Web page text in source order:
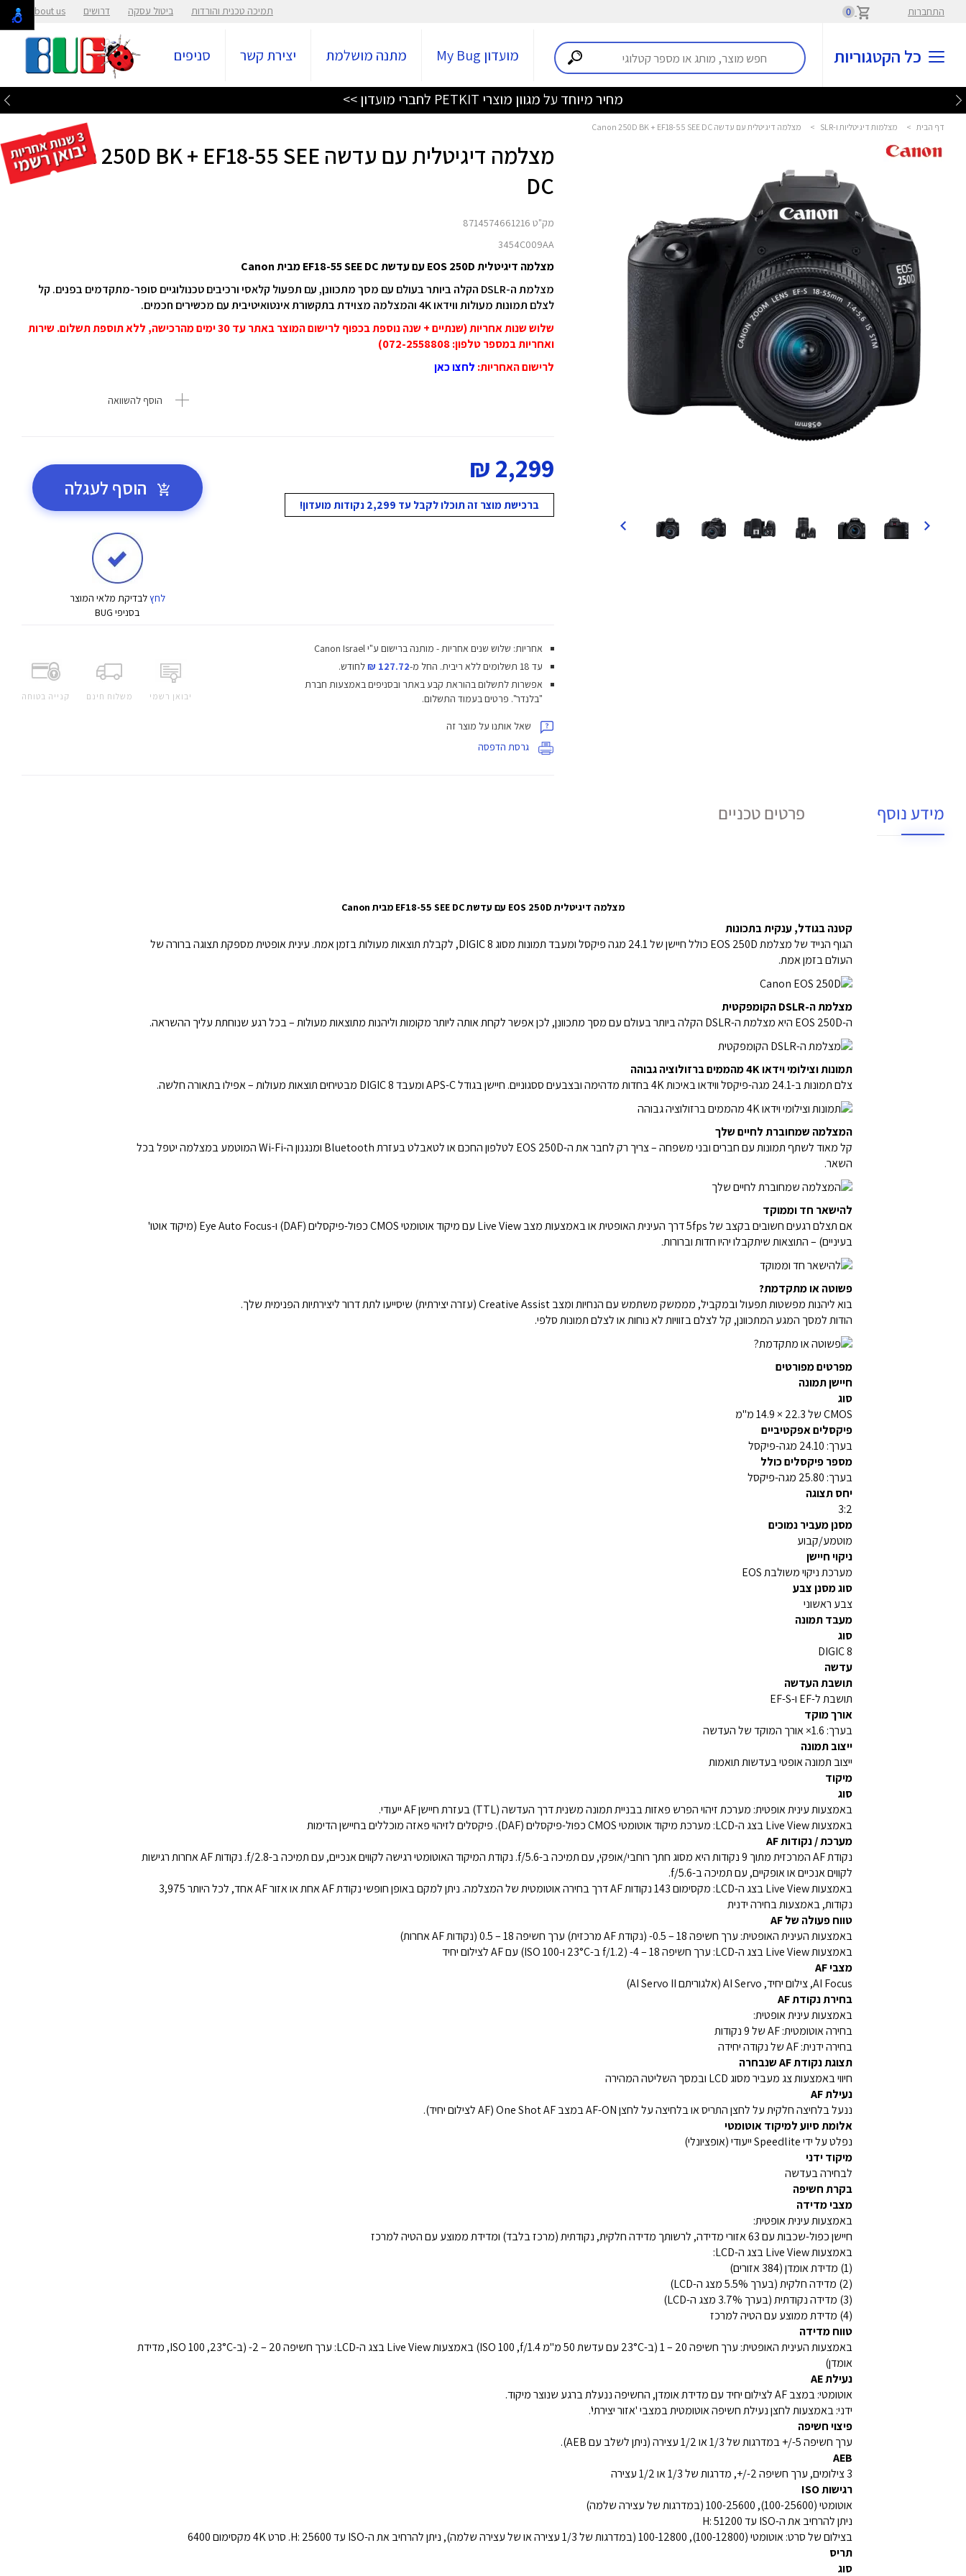
התחברות 0 תמיכה טכנית והורדות ביטול עסקה דרושים About us
כל הקטגוריות מועדון My Bug מתנה מושלמת יצירת קשר סניפים
מחיר מיוחד על מגוון מוצרי PETKIT לחברי מועדון >>
דף הבית > מצלמות דיגיטליות ו-SLR > מצלמה דיגיטלית עם עדשה Canon 250D BK + EF18-55 SEE DC
מצלמה דיגיטלית עם עדשה Canon 250D BK + EF18-55 SEE
DC
מק"ט 8714574661216
3454C009AA
מצלמה דיגיטלית EOS 250D עם עדשת EF18-55 SEE DC מבית Canon
מצלמת ה-DSLR הקלה ביותר בעולם עם מסך מתכוונן, עם תפעול קלאסי ורכיבים טכנולוגיים סופר-מתקדמים בפנים. קל
לצלם תמונות מעולות ווידאו 4K והמצלמה מצוידת בתקשורת אינטואיטיבית עם מכשירים חכמים.
שלוש שנות אחריות (שנתיים + שנה נוספת בכפוף לרישום המוצר באתר עד 30 ימים מהרכישה, ללא תוספת תשלום. שירות
ואחריות במספר טלפון: 072-2558808)
לרישום האחריות: לחצו כאן
הוסף להשוואה
2,299 ₪
ברכישת מוצר זה תוכלו לקבל עד 2,299 נקודות מועדון!
הוסף לעגלה
לחץלבדיקת מלאי המוצר
בסניפי BUG
יבואן רשמי משלוח חינם קנייה בטוחה
אחריות: שלוש שנים אחריות - מותנה ברישום ע"י Canon Israel
עד 18 תשלומים ללא ריבית.
החל מ-127.72 ₪
לחודש.
אפשרות לתשלום בהוראת קבע באתר ובסניפים באמצעות חברת
"בלנדר". פרטים בעמוד התשלום.
שאל אותנו על מוצר זה
גרסת הדפסה
מידע נוסף פרטים טכניים
מצלמה דיגיטלית EOS 250D עם עדשת EF18-55 SEE DC מבית Canon
קטנה בגודל, ענקית בתכונות
הגוף הנייד של מצלמת EOS 250D כולל חיישן של 24.1 מגה פיקסל ומעבד תמונות מסוג DIGIC 8, לקבלת תוצאות מעולות בזמן אמת. עינית אופטית מספקת תצוגה ברורה של
העולם בזמן אמת.
מצלמת ה-DSLR הקומפקטית
ה-EOS 250D היא מצלמת ה-DSLR הקלה ביותר בעולם עם מסך מתכוונן, לכן אפשר לקחת אותה ליותר מקומות וליהנות מתוצאות מעולות – בכל רגע שנוחתת עליך ההשראה.
תמונות וצילומי וידאו 4K מהממים ברזולוציה גבוהה
צלם תמונות ב-24.1 מגה-פיקסל ווידאו באיכות 4K בחדות מדהימה ובצבעים ססגוניים. חיישן בגודל APS-C ומעבד DIGIC 8 מבטיחים תוצאות מעולות – אפילו בתאורה חלשה.
המצלמה שמחוברת לחיים שלך
קל מאוד לשתף תמונות עם חברים ובני משפחה – צריך רק לחבר את ה-EOS 250D לטלפון החכם או לטאבלט בעזרת Bluetooth ומנגנון ה-Wi-Fi המוטמע במצלמה יטפל בכל
השאר.
להישאר חד וממוקד
אם תצלם רגעים חשובים בקצב של ‎5fps דרך העינית האופטית או באמצעות מצב Live View עם מיקוד אוטומטי CMOS כפול-פיקסלים (DAF) ו-Eye Auto Focus (מיקוד אוטו'
בעיניים) – התוצאות שיתקבלו יהיו חדות וברורות.
פשוטה או מתקדמת?
בוא ליהנות מפשטות תפעול ובמקביל, מממשק משתמש עם הנחיות ומצב Creative Assist (עזרה יצירתית) שיסייעו לתת דרור ליצירתיות הפנימית שלך.
הודות למסך המגע המתכוונן, קל לצלם בזוויות לא נוחות או לצלם תמונות סלפי.
מפרטים מפורטים
חיישן תמונה
סוג
CMOS של 22.3 ×‏ 14.9 מ"מ
פיקסלים אפקטיביים
בערך: 24.10 מגה-פיקסל
מספר פיקסלים כולל
בערך: 25.80 מגה-פיקסל
יחס תצוגה
3:2
מסנן מעביר נמוכים
מוטמע/קבוע
ניקוי חיישן
מערכת ניקוי משולבת EOS
סוג מסנן צבע
צבע ראשוני
מעבד תמונה
סוג
DIGIC 8
עדשה
תושבת העדשה
תושבת ל-EF ו-EF-S
אורך מוקד
בערך: 1.6× אורך המוקד של העדשה
ייצוב תמונה
ייצוב תמונה אופטי בעדשות תואמות
מיקוד
סוג
באמצעות עינית אופטית: מערכת זיהוי הפרש פאזות בבניית תמונה משנית דרך העדשה (TTL) בעזרת חיישן AF ייעודי.
באמצעות Live View בצג ה-LCD: מערכת מיקוד אוטומטי CMOS כפול-פיקסלים (DAF). פיקסלים לזיהוי פאזה מוכללים בחיישן הדימות
מערכת / נקודות AF
נקודת AF המרכזית מתוך 9 נקודות היא מסוג חתך רוחבי/אופקי, עם תמיכה ב-f/5.6. נקודת המיקוד האוטומטי רגישה לקווים אנכיים, עם תמיכה ב-f/2.8. נקודות AF אחרות רגישות
לקווים אנכיים או אופקיים, עם תמיכה ב-f/5.6.
באמצעות Live View בצג ה-LCD: מקסימום 143 נקודות AF דרך בחירה אוטומטית של המצלמה. ניתן למקם באופן חופשי נקודת AF אחת או אזור AF אחד, לכל היותר 3,975
נקודות, באמצעות בחירה ידנית
טווח פעולה של AF
באמצעות העינית האופטית: ערך חשיפה ‎-0.5 – 18 (נקודת AF מרכזית) ערך חשיפה ‎0.5 – 18 (נקודות AF אחרות)
באמצעות Live View בצג ה-LCD: ערך חשיפה ‎-4 – 18 ‏(f/1.2 ב-‎23°C ו-ISO 100) עם AF לצילום יחיד
מצבי AF
AI Focus‏, צילום יחיד, AI Servo (אלגוריתם AI Servo II)
בחירת נקודת AF
באמצעות עינית אופטית:
בחירה אוטומטית: AF של 9 נקודות
בחירה ידנית: AF של נקודה יחידה
תצוגת נקודת AF שנבחרה
חיווי באמצעות צג מעביר מסוג LCD ובמסך השליטה המהירה
נעילת AF
ננעל בלחיצה חלקית על לחצן התריס או בלחיצה על לחצן AF-ON‏ במצב One Shot AF ‏(AF לצילום יחיד).
אלומת סיוע למיקוד אוטומטי
נפלט על ידי Speedlite ייעודי (אופציונלי)
מיקוד ידני
לבחירה בעדשה
בקרת חשיפה
מצבי מדידה
באמצעות עינית אופטית:
חיישן כפול-שכבות עם 63 אזורי מדידה, לרשותך מדידה חלקית, נקודתית (מרכז בלבד) ומדידת ממוצע עם הטיה למרכז
באמצעות Live View בצג ה-LCD:
(1) מדידת אומדן (384 אזורים)
(2) מדידה חלקית (בערך ‎5.5% מצג ה-LCD)
(3) מדידה נקודתית (בערך ‎3.7% מצג ה-LCD)
(4) מדידת ממוצע עם הטיה למרכז
טווח מדידה
באמצעות העינית האופטית: ערך חשיפה ‎1 – 20 (ב-‎23°C עם עדשת 50 מ"מ f/1.4,‏ ISO 100) באמצעות Live View בצג ה-LCD: ערך חשיפה ‎-2 – 20 (ב-‎23°C,‏ ISO 100, מדידת
אומדן)
נעילת AE
אוטומטי: במצב AF לצילום יחיד עם מדידת אומדן, החשיפה ננעלת ברגע שנוצר מיקוד.
ידני: באמצעות לחצן נעילת חשיפה אוטומטית במצבי 'אזור יצירתי'.
פיצוי חשיפה
ערך חשיפה ‎+/-5 במדרגות של 1/3 או 1/2 עצירה (ניתן לשלב עם AEB).
AEB
3 צילומים, ערך חשיפה ‎+/-2, מדרגות של 1/3 או 1/2 עצירה
רגישות ISO
אוטומטי (100-25600), 100-25600 (במדרגות של עצירה שלמה)
ניתן להרחיב את ה-ISO עד H: 51200
בצילום של סרט: אוטומטי (100-12800), 100-12800 (במדרגות של 1/3 עצירה או של עצירה שלמה), ניתן להרחיב את ה-ISO עד H: 25600. סרט 4K מקסימום 6400
תריס
סוג